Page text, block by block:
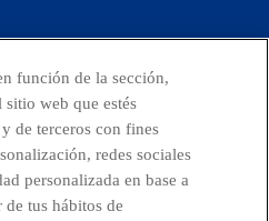
función de la sección,
web que estés
de terceros con fines
redes sociales
personalizada en base a
tus hábitos de